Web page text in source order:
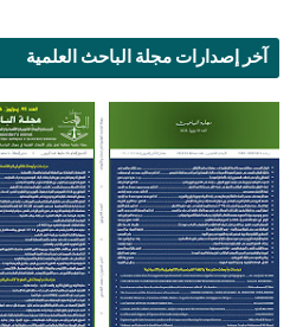
آخر إصدارات مجلة الباحث العلمية